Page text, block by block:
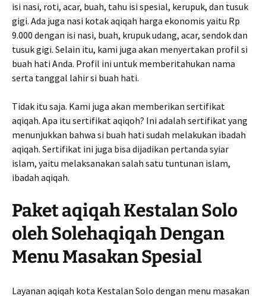
isi nasi, roti, acar, buah, tahu isi spesial, kerupuk, dan tusuk
gigi. Ada juga nasi kotak aqiqah harga ekonomis yaitu Rp
9.000 dengan isi nasi, buah, krupuk udang, acar, sendok dan
tusuk gigi. Selain itu, kami juga akan menyertakan profil si
buah hati Anda. Profil ini untuk memberitahukan nama
serta tanggal lahir si buah hati.
Tidak itu saja. Kami juga akan memberikan sertifikat
aqiqah. Apa itu sertifikat aqiqoh? Ini adalah sertifikat yang
menunjukkan bahwa si buah hati sudah melakukan ibadah
aqiqah. Sertifikat ini juga bisa dijadikan pertanda syiar
islam, yaitu melaksanakan salah satu tuntunan islam,
ibadah aqiqah.
Paket aqiqah Kestalan Solo
oleh Solehaqiqah Dengan
Menu Masakan Spesial
Layanan aqiqah kota Kestalan Solo dengan menu masakan